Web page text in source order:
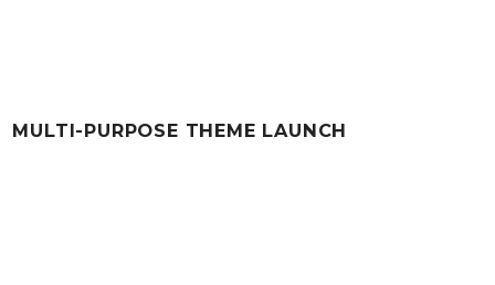
MULTI-PURPOSE THEME LAUNCH